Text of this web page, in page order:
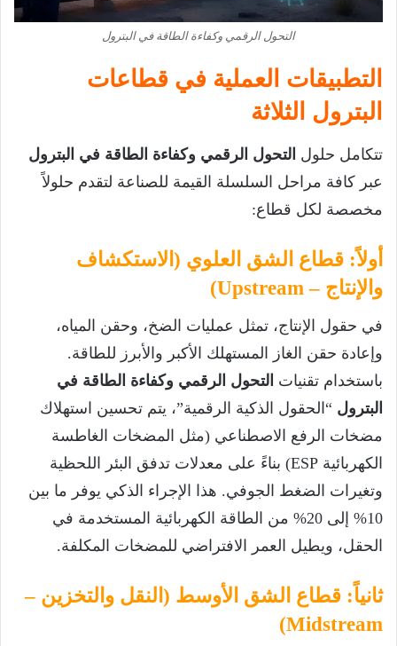
التحول الرقمي وكفاءة الطاقة في البترول
التطبيقات العملية في قطاعات
البترول الثلاثة
تتكامل حلول التحول الرقمي وكفاءة الطاقة في البترول
عبر كافة مراحل السلسلة القيمة للصناعة لتقدم حلولاً
مخصصة لكل قطاع:
أولاً: قطاع الشق العلوي (الاستكشاف
والإنتاج – Upstream)
في حقول الإنتاج، تمثل عمليات الضخ، وحقن المياه،
وإعادة حقن الغاز المستهلك الأكبر والأبرز للطاقة.
باستخدام تقنيات التحول الرقمي وكفاءة الطاقة في
البترول “الحقول الذكية الرقمية”، يتم تحسين استهلاك
مضخات الرفع الاصطناعي (مثل المضخات الغاطسة
الكهربائية ESP) بناءً على معدلات تدفق البئر اللحظية
وتغيرات الضغط الجوفي. هذا الإجراء الذكي يوفر ما بين
10% إلى 20% من الطاقة الكهربائية المستخدمة في
الحقل، ويطيل العمر الافتراضي للمضخات المكلفة.
ثانياً: قطاع الشق الأوسط (النقل والتخزين –
Midstream)